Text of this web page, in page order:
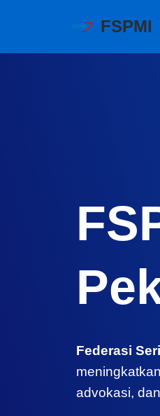
FSPMI
Federasi
advokasi,